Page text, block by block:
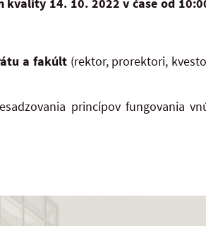
a fakúlt(rektor, prorektori,
princípov fungovania